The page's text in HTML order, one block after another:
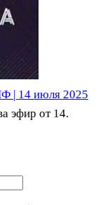
| 14 июля 2025
эфир от 14.